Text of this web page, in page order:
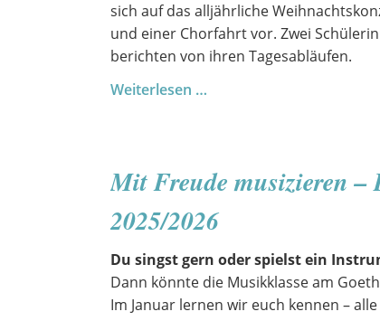
sich auf das alljährliche
und einer Chorfahrt vor. Zwei
berichten von ihren Tagesabläufen.
Weiterlesen …
im
2025
Mit Freude musizieren
2025/2026
Du singst gern oder spielst ein
Dann könnte die Musikklasse am
Im Januar lernen wir euch kennen –